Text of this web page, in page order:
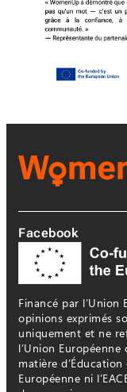
Financé par l’Union
opinions exprimés
uniquement et ne
l’Union Européenne
matière
Européenne ni
Facebook